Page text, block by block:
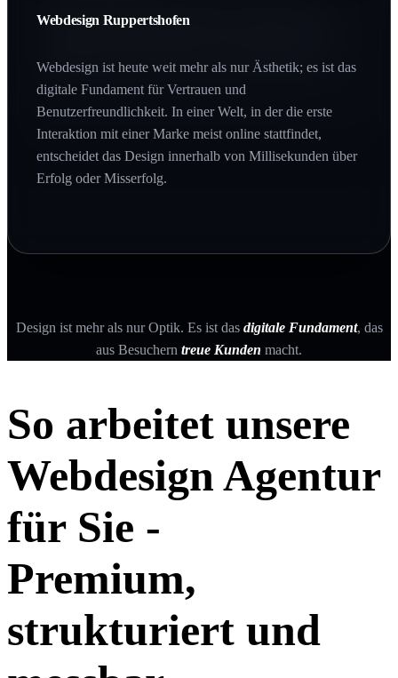
Webdesign Ruppertshofen
Webdesign ist heute weit mehr als nur Ästhetik; es ist das
digitale Fundament für Vertrauen und
Benutzerfreundlichkeit. In einer Welt, in der die erste
Interaktion mit einer Marke meist online stattfindet,
entscheidet das Design innerhalb von Millisekunden über
Erfolg oder Misserfolg.
Wer bei Google nicht gefunden wird, existiert für den
Zielgruppe genau im Moment des Interesses abholt.
Qualität, die man buchstäblich in den Händen halten
Design ist mehr als nur Optik. Es ist das digitale Fundament, das
aus Besuchern treue Kunden macht.
So arbeitet unsere
Webdesign Agentur
für Sie -
Premium,
strukturiert und